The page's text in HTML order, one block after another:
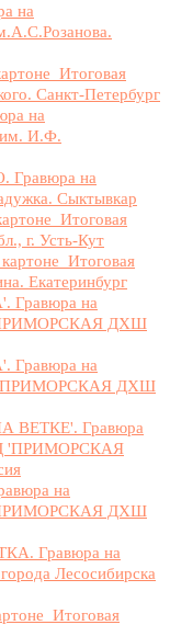
на
Санкт-Петербург
на
им. И.Ф.
на
Сыктывкар
г. Усть-Кут
Екатеринбург
Гравюра на
'ПРИМОРСКАЯ ДХШ
Гравюра на
'ПРИМОРСКАЯ ДХШ
ВЕТКЕ'. Гравюра
'ПРИМОРСКАЯ
на
'ПРИМОРСКАЯ ДХШ
Гравюра на
Лесосибирска